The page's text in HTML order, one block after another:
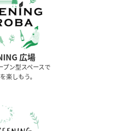
広場
プン型スペースで
楽しもう。